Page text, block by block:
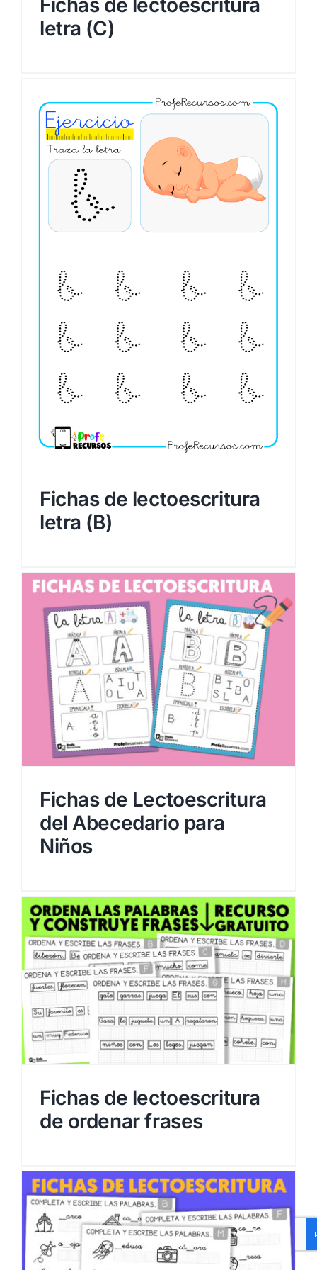
Fichas de lectoescritura
letra (C)
Fichas de lectoescritura
letra (B)
Fichas de Lectoescritura
del Abecedario para
Niños
Fichas de lectoescritura
de ordenar frases